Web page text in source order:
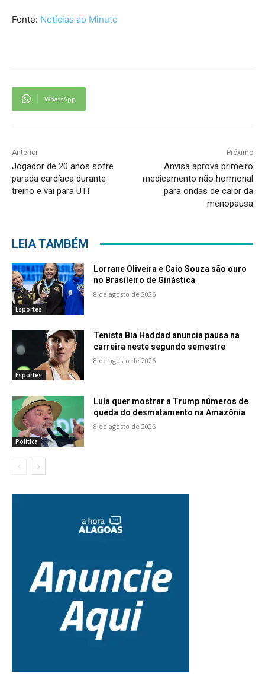
Fonte: Notícias ao Minuto
WhatsApp
Anterior
Jogador de 20 anos sofre
parada cardíaca durante
treino e vai para UTI
Próximo
Anvisa aprova primeiro
medicamento não hormonal
para ondas de calor da
menopausa
LEIA TAMBÉM
Esportes
Lorrane Oliveira e Caio Souza são ouro
no Brasileiro de Ginástica
8 de agosto de 2026
Esportes
Tenista Bia Haddad anuncia pausa na
carreira neste segundo semestre
8 de agosto de 2026
Política
Lula quer mostrar a Trump números de
queda do desmatamento na Amazônia
8 de agosto de 2026